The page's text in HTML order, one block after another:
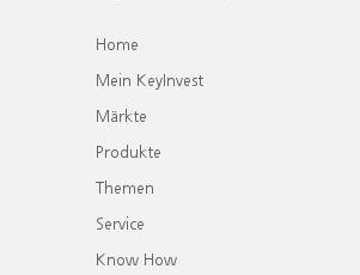
Home
Mein KeyInvest
Märkte
Produkte
Themen
Service
Know How